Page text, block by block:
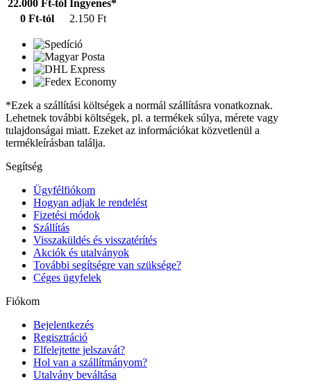
22.000 Ft-tól
Ingyenes*
0 Ft-tól
2.150 Ft
*Ezek a szállítási költségek a normál szállításra vonatkoznak.
Lehetnek további költségek, pl. a termékek súlya, mérete vagy
tulajdonságai miatt. Ezeket az információkat közvetlenül a
termékleírásban találja.
Segítség
Ügyfélfiókom
Hogyan adjak le rendelést
Fizetési módok
Szállítás
Visszaküldés és visszatérítés
Akciók és utalványok
További segítségre van szüksége?
Céges ügyfelek
Fiókom
Bejelentkezés
Regisztráció
Elfelejtette jelszavát?
Hol van a szállítmányom?
Utalvány beváltása